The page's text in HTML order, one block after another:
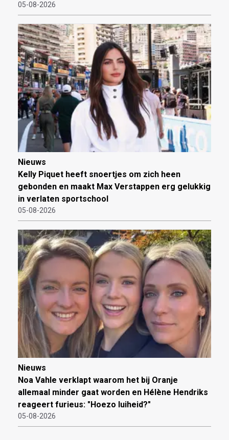
05-08-2026
Nieuws
Kelly Piquet heeft snoertjes om zich heen
gebonden en maakt Max Verstappen erg gelukkig
in verlaten sportschool
05-08-2026
Nieuws
Noa Vahle verklapt waarom het bij Oranje
allemaal minder gaat worden en Hélène Hendriks
reageert furieus: "Hoezo luiheid?"
05-08-2026